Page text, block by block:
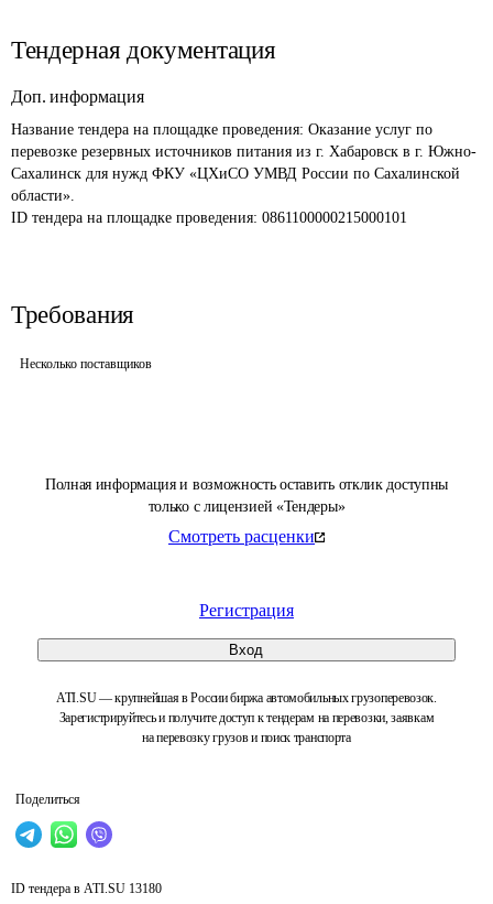
Полная информация и возможность оставить отклик доступны
только с лицензией «Тендеры»
Смотреть расценки
Регистрация
Вход
ATI.SU — крупнейшая в России биржа автомобильных грузоперевозок.
Зарегистрируйтесь и получите доступ к тендерам на перевозки, заявкам
на перевозку грузов и поиск транспорта
Поделиться
Тендерная документация
Доп. информация
Название тендера на площадке проведения: Оказание услуг по
перевозке резервных источников питания из г. Хабаровск в г. Южно-
Сахалинск для нужд ФКУ «ЦХиСО УМВД России по Сахалинской
области».
ID тендера на площадке проведения: 0861100000215000101
Требования
Несколько поставщиков
ID тендера в ATI.SU 13180